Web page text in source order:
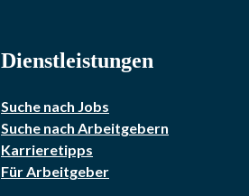
Dienstleistungen
Suche nach Jobs
Suche nach Arbeitgebern
Karrieretipps
Für Arbeitgeber